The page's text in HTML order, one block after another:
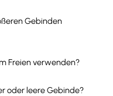
Gebinden
Freien verwenden?
oder leere Gebinde?